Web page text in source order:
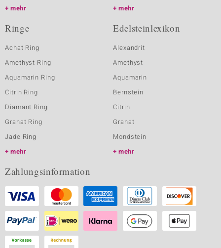
mehr
mehr
Ringe
Achat Ring
Amethyst Ring
Aquamarin Ring
Citrin Ring
Diamant Ring
Granat Ring
Jade Ring
mehr
Edelsteinlexikon
Alexandrit
Amethyst
Aquamarin
Bernstein
Citrin
Granat
Mondstein
mehr
Zahlungsinformation